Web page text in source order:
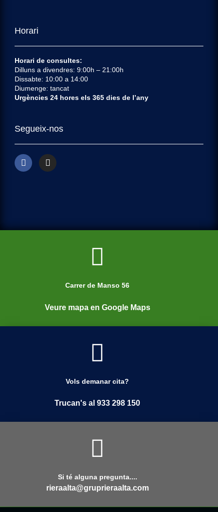
Horari
Horari de consultes:
Dilluns a divendres: 9:00h – 21:00h
Dissabte: 10:00 a 14:00
Diumenge: tancat
Urgències 24 hores els 365 dies de l’any
Segueix-nos
Carrer de Manso 56
Veure mapa en Google Maps
Vols demanar cita?
Trucan's al 933 298 150
Si té alguna pregunta....
rieraalta@gruprieraalta.com